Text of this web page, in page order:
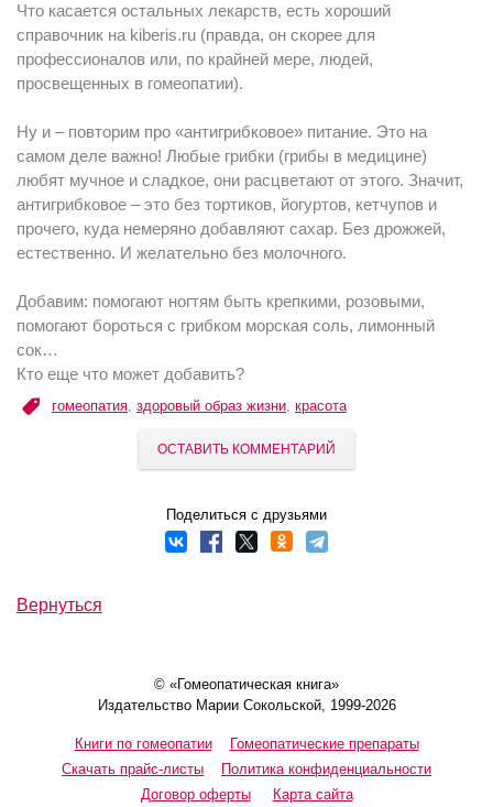
Что касается остальных лекарств, есть хороший
справочник на kiberis.ru (правда, он скорее для
профессионалов или, по крайней мере, людей,
просвещенных в гомеопатии).
Ну и – повторим про «антигрибковое» питание. Это на
самом деле важно! Любые грибки (грибы в медицине)
любят мучное и сладкое, они расцветают от этого. Значит,
антигрибковое – это без тортиков, йогуртов, кетчупов и
прочего, куда немеряно добавляют сахар. Без дрожжей,
естественно. И желательно без молочного.
Добавим: помогают ногтям быть крепкими, розовыми,
помогают бороться с грибком морская соль, лимонный
сок…
Кто еще что может добавить?
гомеопатия, здоровый образ жизни, красота
ОСТАВИТЬ КОММЕНТАРИЙ
Поделиться с друзьями
Вернуться
© «Гомеопатическая книга»
Издательство Марии Сокольской, 1999-2026
Книги по гомеопатии
Гомеопатические препараты
Скачать прайс-листы
Политика конфиденциальности
Договор оферты
Карта сайта